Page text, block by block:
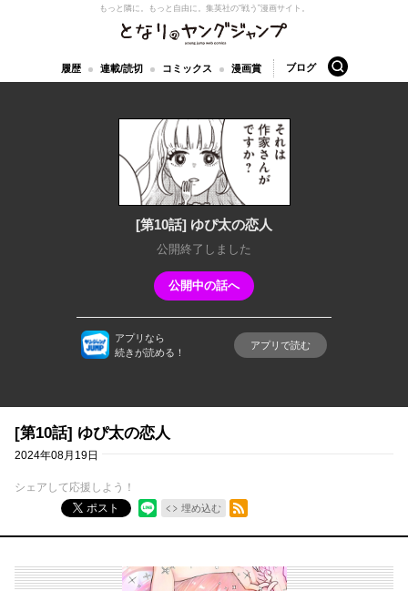
となりのヤングジャンプ
もっと隣に。もっと自由に。 集英社の“戦う”漫画サイト。
履歴 連載/読切 コミックス 漫画賞 ブログ 検索
[第10話] ゆぴ太の恋人
公開終了しました
公開中の話へ
アプリなら
続きが読める！
アプリで読む
[第10話] ゆぴ太の恋人
2024年08月19日
シェアして応援しよう！
ポスト
埋め込む
RSSフィード